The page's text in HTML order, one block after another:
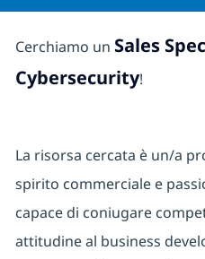
Cerchiamo un Sales
Cybersecurity!
La risorsa cercata è un/a
spirito commerciale e
capace di coniugare
attitudine al business